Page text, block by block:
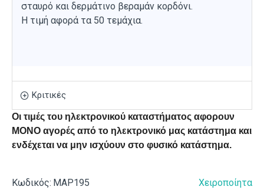
σταυρό και δερμάτινο βεραμάν κορδόνι.
Η τιμή αφορά τα 50 τεμάχια.
Κριτικές
Οι τιμές του ηλεκτρονικού καταστήματος αφορουν
ΜΟΝΟ αγορές από το ηλεκτρονικό μας κατάστημα και
ενδέχεται να μην ισχύουν στο φυσικό κατάστημα.
Κωδικός: ΜΑΡ195 Χειροποίητα